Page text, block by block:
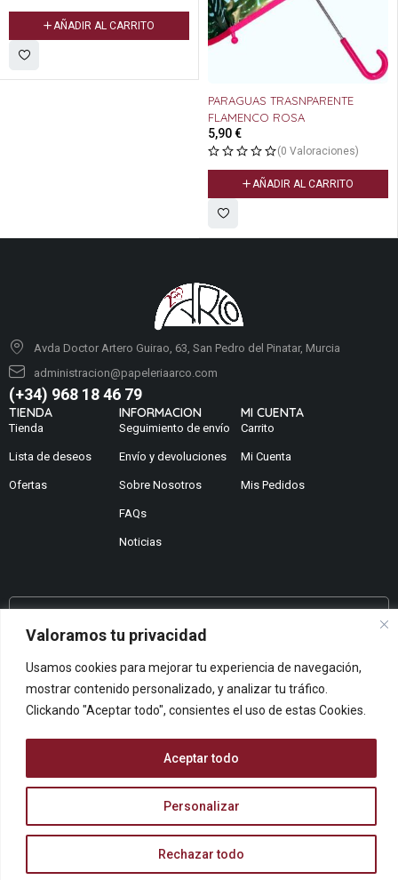
Valoramos tu privacidad
Usamos cookies para mejorar tu experiencia de navegación,
mostrar contenido personalizado, y analizar tu tráfico.
Clickando "Aceptar todo", consientes el uso de estas Cookies.
Personalizar
Rechazar todo
Aceptar todo
PARAGUAS TRASNPARENTE
(0 Valoraciones)
TAPER COOLPACK
BLUEBERRY
AÑADIR AL
Avda Doctor Artero Guirao, 63, San Pedro del Pinatar, Murcia
administracion@papeleriaarco.com
(+34) 968 18 46 79
TIENDA
Tienda
Lista de deseos
Ofertas
INFORMACION
Seguimiento de envío
Envío y devoluciones
Sobre Nosotros
FAQs
Noticias
MI CUENTA
Carrito
Mi Cuenta
Mis Pedidos
¿No encuentras lo que buscas?
¿Te podemos ayudar?
Queremos saber tu opinión
© ARCOPAPEL 2006 S.L. | Todos los derechos reservados